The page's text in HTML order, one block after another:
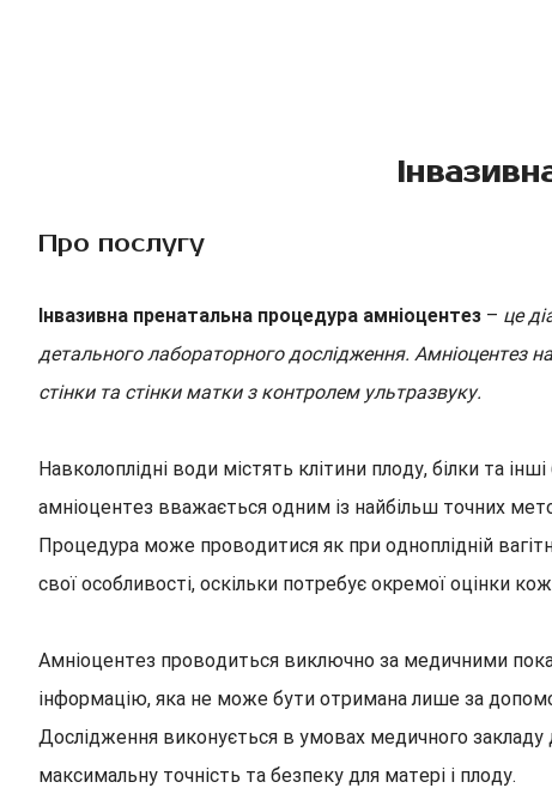
Про послугу
Інвазивна пренатальна процедура амніоцентез – це
детального лабораторного дослідження. Амніоцентез
стінки та стінки матки з контролем ультразвуку.
Навколоплідні води містять клітини плоду, білки та
амніоцентез вважається одним із найбільш точних
Процедура може проводитися як при одноплідній
свої особливості, оскільки потребує окремої оцінки
Амніоцентез проводиться виключно за медичними
інформацію, яка не може бути отримана лише за
Дослідження виконується в умовах медичного
максимальну точність та безпеку для матері і плоду.